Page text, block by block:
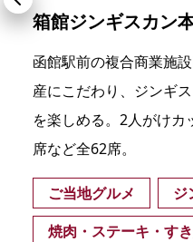
箱館ジンギスカン
函館駅前の複合商業施
産にこだわり、ジンギ
を楽しめる。2人がけ
席など全62席。
ご当地グルメ
ジ
焼肉・ステーキ・す